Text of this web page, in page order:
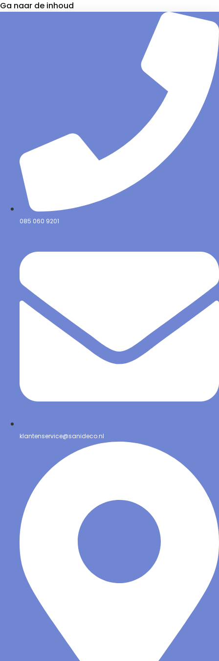
Ga naar de inhoud
085 060 9201
klantenservice@sanideco.nl